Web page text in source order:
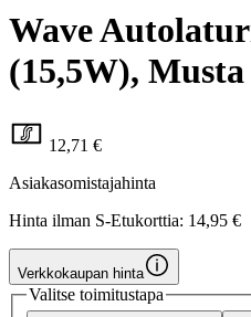
Wave
(15,5W), Musta
12,71 €
Asiakasomistajahinta
Hinta ilman S-Etukorttia: 14,95 €
Verkkokaupan hinta
Valitse toimitustapa